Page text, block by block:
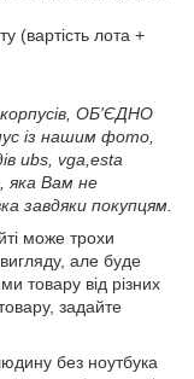
(вартість лота +
корпусів, ОБ'ЄДНО
із нашим фото,
ubs, vga,esta
яка Вам не
завдяки покупцям.
може трохи
вигляду, але буде
товару від різних
задайте
без ноутбука